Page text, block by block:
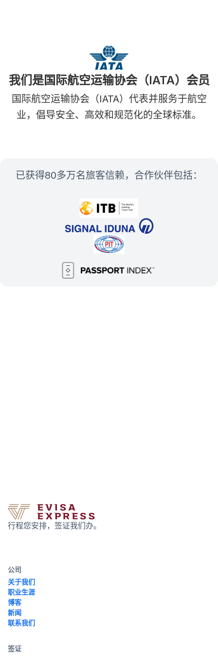
我们是国际航空运输协会（IATA）会员
国际航空运输协会（IATA）代表并服务于航空
业，倡导安全、高效和规范化的全球标准。
已获得80多万名旅客信赖，合作伙伴包括：
行程您安排，签证我们办。
公司
关于我们
职业生涯
博客
新闻
联系我们
签证